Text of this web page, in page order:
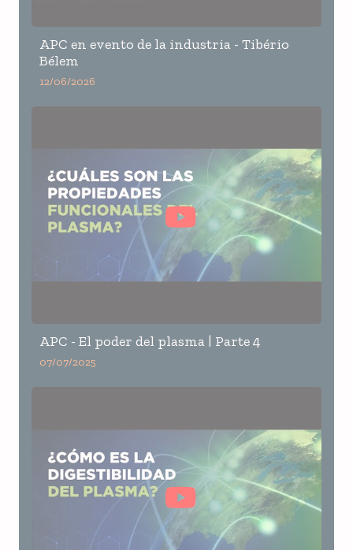
APC en evento de la industria - Tibério
Bélem
12/06/2026
APC - El poder del plasma | Parte 4
07/07/2025